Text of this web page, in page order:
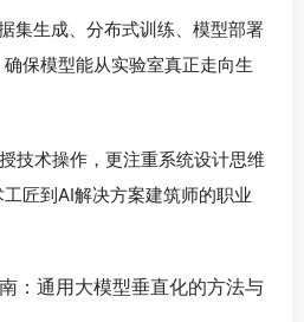
集生成、分布式训练、模型部署
保模型能从实验室真正走向生
技术操作，更注重系统设计思维
匠到AI解决方案建筑师的职业